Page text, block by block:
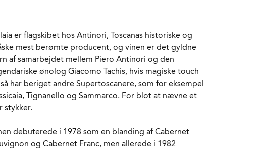
Først 10 måneder på nye
franske fade. Derpå
blanding af de
forskellige lots fulgt af 8
måneder på nye og
brugte fade.
HOLDBARHED
20-25 år fra høståret.
TEMPERATUR
WINE
Ja
222833
er flagskibet hos Antinori, Toscanas historiske og
mest berømte producent, og vinen er det gyldne
af samarbejdet mellem Piero Antinori og den
ønolog Giacomo Tachis, hvis magiske touch
har beriget andre Supertoscanere, som for eksempel
Tignanello og Sammarco. For blot at nævne et
stykker.
debuterede i 1978 som en blanding af Cabernet
og Cabernet Franc, men allerede i 1982